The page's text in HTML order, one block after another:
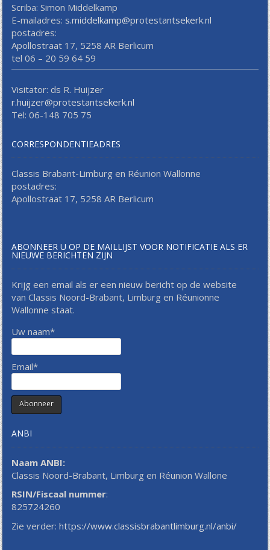
Scriba: Simon Middelkamp
E-mailadres: s.middelkamp@protestantsekerk.nl
postadres:
Apollostraat 17, 5258 AR Berlicum
tel 06 – 20 59 64 59
Visitator: ds R. Huijzer
r.huijzer@protestantsekerk.nl
Tel: 06-148 705 75
CORRESPONDENTIEADRES
Classis Brabant-Limburg en Réunion Wallonne
postadres:
Apollostraat 17, 5258 AR Berlicum
ABONNEER U OP DE MAILLIJST VOOR NOTIFICATIE ALS ER
NIEUWE BERICHTEN ZIJN
Krijg een email als er een nieuw bericht op de website
van Classis Noord-Brabant, Limburg en Réunionne
Wallonne staat.
Uw naam*
Email*
ANBI
Naam ANBI:
Classis Noord-Brabant, Limburg en Réunion Wallone
RSIN/Fiscaal nummer:
825724260
Zie verder:https://www.classisbrabantlimburg.nl/anbi/